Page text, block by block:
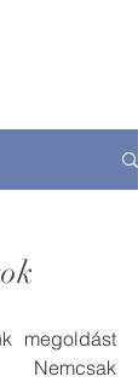
megoldást